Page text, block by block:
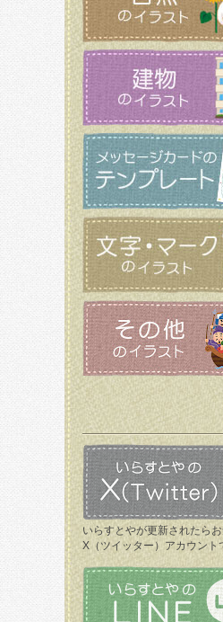
いらすとやが更新されたら
X（ツイッター）アカウント